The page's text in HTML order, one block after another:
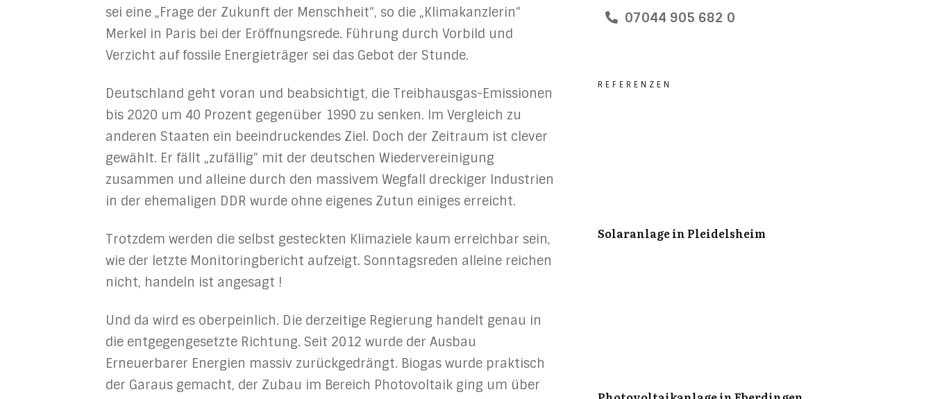
sei eine „Frage der Zukunft der Menschheit“, so die „Klimakanzlerin“
Merkel in Paris bei der Eröffnungsrede. Führung durch Vorbild und
Verzicht auf fossile Energieträger sei das Gebot der Stunde.
Deutschland geht voran und beabsichtigt, die Treibhausgas-Emissionen
bis 2020 um 40 Prozent gegenüber 1990 zu senken. Im Vergleich zu
anderen Staaten ein beeindruckendes Ziel. Doch der Zeitraum ist clever
gewählt. Er fällt „zufällig“ mit der deutschen Wiedervereinigung
zusammen und alleine durch den massivem Wegfall dreckiger Industrien
in der ehemaligen DDR wurde ohne eigenes Zutun einiges erreicht.
Trotzdem werden die selbst gesteckten Klimaziele kaum erreichbar sein,
wie der letzte Monitoringbericht aufzeigt. Sonntagsreden alleine reichen
nicht, handeln ist angesagt !
Und da wird es oberpeinlich. Die derzeitige Regierung handelt genau in
die entgegengesetzte Richtung. Seit 2012 wurde der Ausbau
Erneuerbarer Energien massiv zurückgedrängt. Biogas wurde praktisch
der Garaus gemacht, der Zubau im Bereich Photovoltaik ging um über
07044 905 682 0
REFERENZEN
Solaranlage in Pleidelsheim